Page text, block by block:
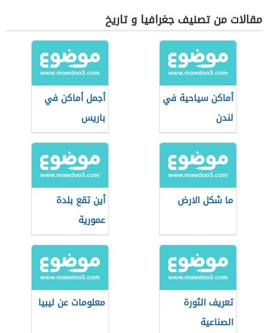
مقالات من تصنيف جغرافيا و تاريخ
أماكن سياحية في
لندن
أجمل أماكن في
باريس
ما شكل الارض
أين تقع بلدة
عمورية
تعريف الثورة
الصناعية
معلومات عن ليبيا